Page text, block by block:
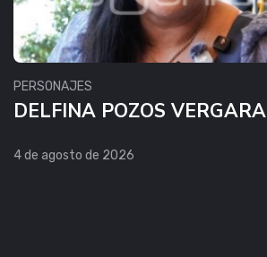
PERSONAJES
DELFINA POZOS VERGARA
4 de agosto de 2026